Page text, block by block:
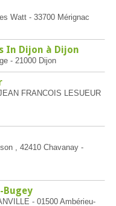
Watt - 33700 Mérignac
In Dijon à Dijon
- 21000 Dijon
FRANCOIS LESUEUR
, 42410 Chavanay -
Bugey
- 01500 Ambérieu-